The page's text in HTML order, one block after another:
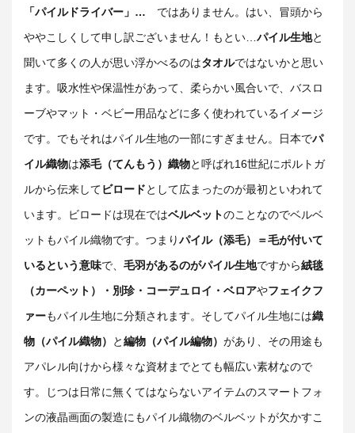
「パイルドライバー」… ではありません。はい、冒頭から
ややこしくして申し訳ございません！もとい… パイル生地と
聞いて多くの人が思い浮かべるのはタオルではないかと思い
ます。吸水性や保温性があって、柔らかい風合いで、バスロ
ーブやマット・ベビー用品などに多く使われているイメージ
です。でもそれはパイル生地の一部にすぎません。日本でパ
イル織物は添毛（てんもう）織物と呼ばれ16世紀にポルトガ
ルから伝来してビロードとして広まったのが最初といわれて
います。ビロードは現在ではベルベットのことなのでベルベ
ットもパイル織物です。つまりパイル（添毛）＝毛が付いて
いるという意味で、 毛羽があるのがパイル生地ですから絨毯
（カーペット）・別珍・コーデュロイ・ベロアやフェイクフ
ァーもパイル生地に分類されます。そしてパイル生地には織
物（パイル織物）
と編物（パイル編物） があり、その用途も
アパレル向けから様々な資材までとても幅広い素材なので
す。じつは日常に無くてはならないアイテムのスマートフォ
ンの液晶画面の製造にもパイル織物のベルベットが欠かすこ